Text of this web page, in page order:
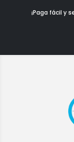
¡Paga fácil y